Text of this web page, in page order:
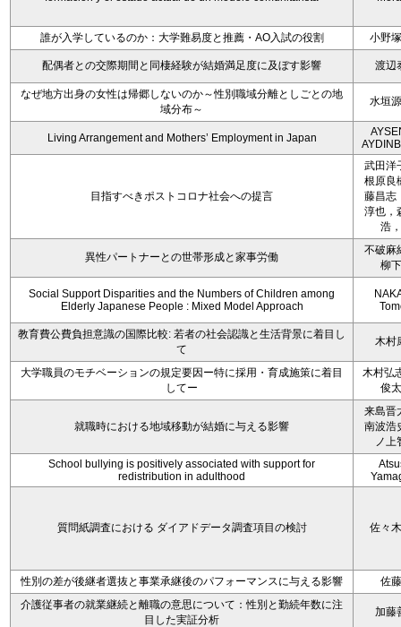
誰が入学しているのか：大学難易度と推薦・AO入試の役割 小野
配偶者との交際期間と同棲経験が結婚満足度に及ぼす影響 渡辺
なぜ地方出身の女性は帰郷しないのか～性別職域分離としごとの地
域分布～
水垣
Living Arrangement and Mothers’ Employment in Japan
目指すべきポストコロナ社会への提言
武田洋
根原良
藤昌志
淳也，
浩
異性パートナーとの世帯形成と家事労働
不破麻
柳
Social Support Disparities and the Numbers of Children among
Elderly Japanese People : Mixed Model Approach
教育費公費負担意識の国際比較: 若者の社会認識と生活背景に着目し
て
木村
大学職員のモチベーションの規定要因ー特に採用・育成施策に着目
してー
木村弘
俊
就職時における地域移動が結婚に与える影響
来島晋
南波浩
ノ上
School bullying is positively associated with support for
redistribution in adulthood
質問紙調査における ダイアドデータ調査項目の検討 佐々
性別の差が後継者選抜と事業承継後のパフォーマンスに与える影響
佐
介護従事者の就業継続と離職の意思について：性別と勤続年数に注
目した実証分析
加藤